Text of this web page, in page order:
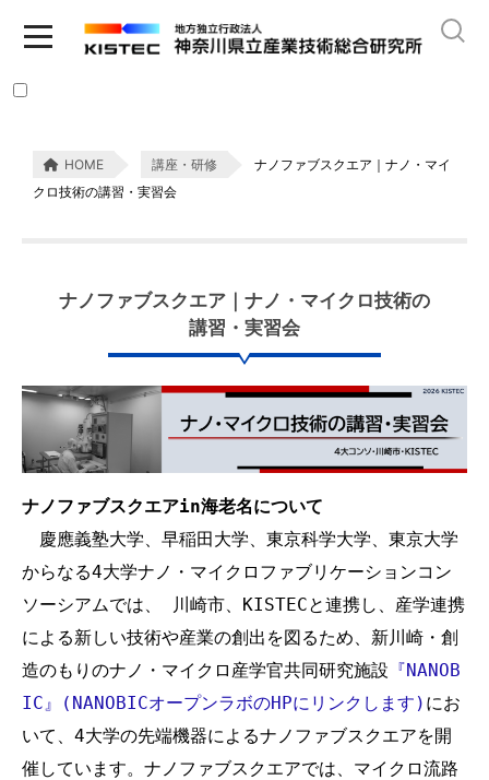
HOME 講座・研修
ナノファブスクエア｜ナノ・マイ
クロ技術の講習・実習会
ナノファブスクエア｜ナノ・マイクロ技術の
講習・実習会
ナノファブスクエアin海老名について
慶應義塾大学、早稲田大学、東京科学大学、東京大学
からなる4大学ナノ・マイクロファブリケーションコン
ソーシアムでは、 川崎市、KISTECと連携し、産学連携
による新しい技術や産業の創出を図るため、新川崎・創
造のもりのナノ・マイクロ産学官共同研究施設 『NANOB
IC』(NANOBICオープンラボのHPにリンクします) にお
いて、4大学の先端機器によるナノファブスクエアを開
催しています。ナノファブスクエアでは、マイクロ流路